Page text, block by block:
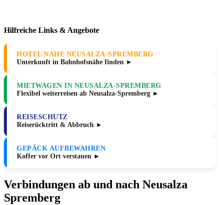
Hilfreiche Links & Angebote
HOTEL NAHE NEUSALZA-SPREMBERG
Unterkunft in Bahnhofsnähe finden ►
MIETWAGEN IN NEUSALZA-SPREMBERG
Flexibel weiterreisen ab Neusalza-Spremberg ►
REISESCHUTZ
Reiserücktritt & Abbruch ►
GEPÄCK AUFBEWAHREN
Koffer vor Ort verstauen ►
Verbindungen ab und nach Neusalza
Spremberg